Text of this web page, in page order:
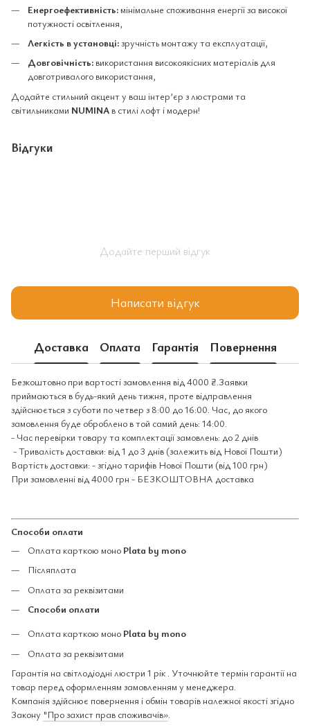
Енергоефективність: мінімальне споживання енергії за високої
потужності освітлення,
Легкість в установці:зручність монтажу та експлуатації,
Довговічність: використання високоякісних матеріалів для
довготривалого використання,
Додайте стильний акцент у ваш інтер’єр з люстрами та
світильниками NUMINA в стилі лофт і модерн!
Відгуки
Додайте перший відгук
Написати відгук
Доставка Оплата Гарантія Повернення
Безкоштовно при вартості замовлення від 4000 ₴.Заявки
приймаються в будь-який день тижня, проте відправлення
здійснюється з суботи по четвер з 8:00 до 16:00. Час, до якого
замовлення буде оброблено в той самий день: 14:00.
- Час перевірки товару та комплектації замовлень: до 2 днів
- Тривалість доставки: від 1 до 3 днів (залежить від Нової Пошти)
Вартість доставки: - згідно тарифів Нової Пошти (від 100 грн)
При замовленні від 4000 грн - БЕЗКОШТОВНА доставка
Способи оплати
Оплата карткою моно Plata by mono
Післяплата
Оплата за реквізитами
Способи оплати
Оплата карткою моно Plata by mono
Оплата за реквізитами
Гарантія на світлодіодні люстри 1 рік . Уточнюйте термін гарантії на
товар перед оформленням замовленням у менеджера.
Компанія здійснює повернення і обмін товарів належної якості згідно
Закону "Про захист прав споживачів».